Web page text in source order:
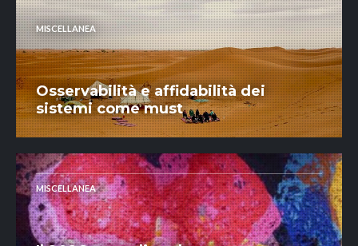
MISCELLANEA
Osservabilità e affidabilità dei
sistemi come must
MISCELLANEA